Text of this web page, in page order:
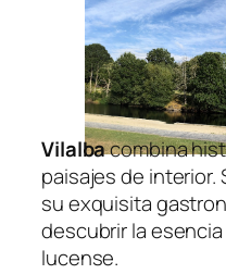
Vilalbacombina
paisajes de interior.
su exquisita
descubrir la
lucense.